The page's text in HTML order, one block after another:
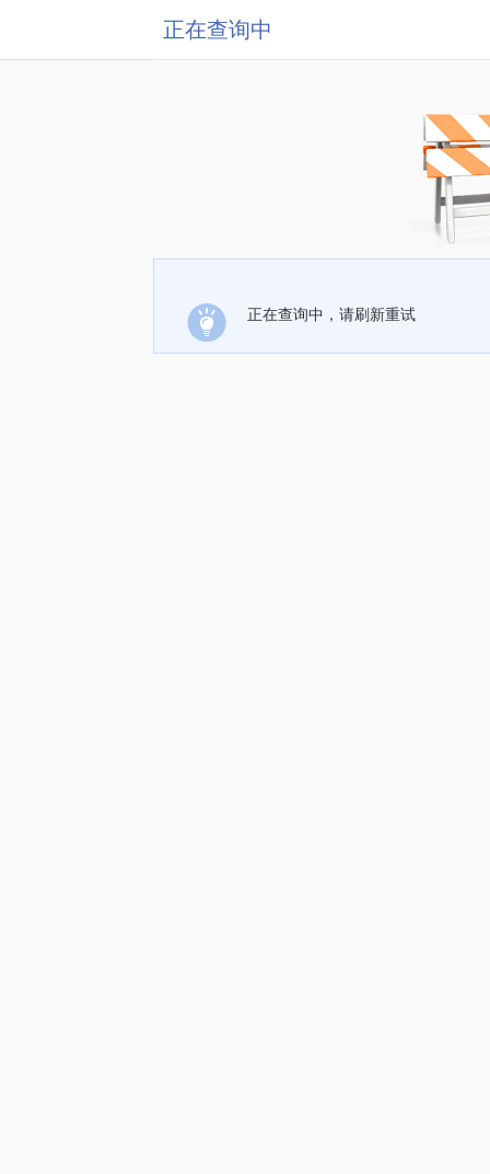
正在查询中
正在查询中，请刷新重试